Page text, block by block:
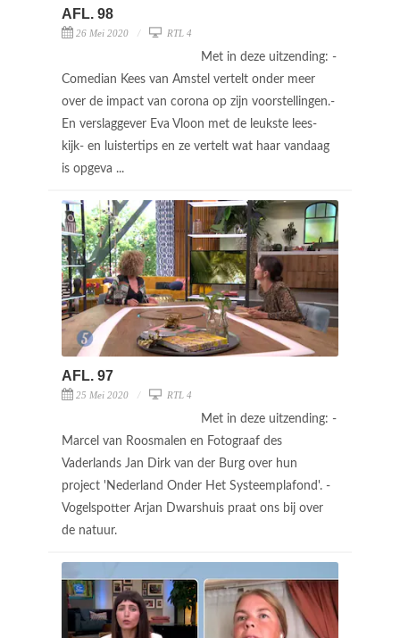
AFL. 98
26 Mei 2020 RTL 4
Met in deze uitzending: -
Comedian Kees van Amstel vertelt onder meer
over de impact van corona op zijn voorstellingen.-
En verslaggever Eva Vloon met de leukste lees-
kijk- en luistertips en ze vertelt wat haar vandaag
is opgeva ...
AFL. 97
25 Mei 2020 RTL 4
Met in deze uitzending: -
Marcel van Roosmalen en Fotograaf des
Vaderlands Jan Dirk van der Burg over hun
project 'Nederland Onder Het Systeemplafond'. -
Vogelspotter Arjan Dwarshuis praat ons bij over
de natuur.